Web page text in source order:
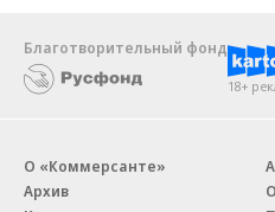
Благотворительный фонд
18+
О «Коммерсанте»
Архив